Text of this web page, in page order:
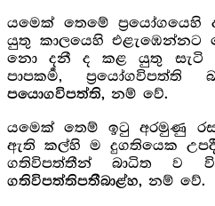
යමෙක් තෙමේ ප්‍රයෝගයෙහි
යුතු කාලයෙහි එළැඹෙන්නට
නො දනී ද කළ යුතු සැටි
පාපකර්‍ම,
පයොගවිපත්ති, නම් වේ.
යමෙක් තෙම් ඉටු අරමුණු
ඇති කල්හි ම දුගතියෙක උපදී
ගතිවිපත්තීන් බාධිත ව
ගතිවිපත්තිපතීබාළ්හ, නම් වේ.